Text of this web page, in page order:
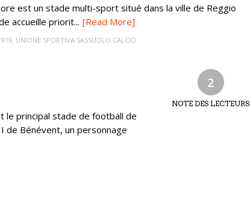
est un stade multi-sport situé dans la ville de Reggio
accueille priorit... [Read More]
, UNIONE SPORTIVA SASSUOLO CALCIO
2
NOTE DES LECTEURS
le principal stade de football de
de Bénévent, un personnage